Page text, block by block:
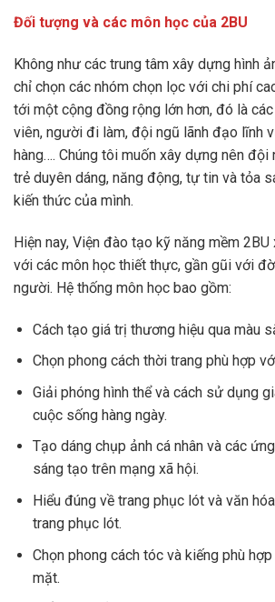
Đối tượng và các môn học của 2BU
Không như các trung tâm xây dựng hình
chỉ chọn các nhóm chọn lọc với chi phí
tới một cộng đồng rộng lớn hơn, đó là
viên, người đi làm, đội ngũ lãnh đạo lĩnh
hàng…. Chúng tôi muốn xây dựng nên
trẻ duyên dáng, năng động, tự tin và tỏa
kiến thức của mình.
Hiện nay, Viện đào tạo kỹ năng mềm
với các môn học thiết thực, gần gũi với
người. Hệ thống môn học bao gồm:
Cách tạo giá trị thương hiệu qua màu
Chọn phong cách thời trang phù hợp
Giải phóng hình thể và cách sử dụng
cuộc sống hàng ngày.
Tạo dáng chụp ảnh cá nhân và các
sáng tạo trên mạng xã hội.
Hiểu đúng về trang phục lót và văn
trang phục lót.
Chọn phong cách tóc và kiếng phù
mặt.